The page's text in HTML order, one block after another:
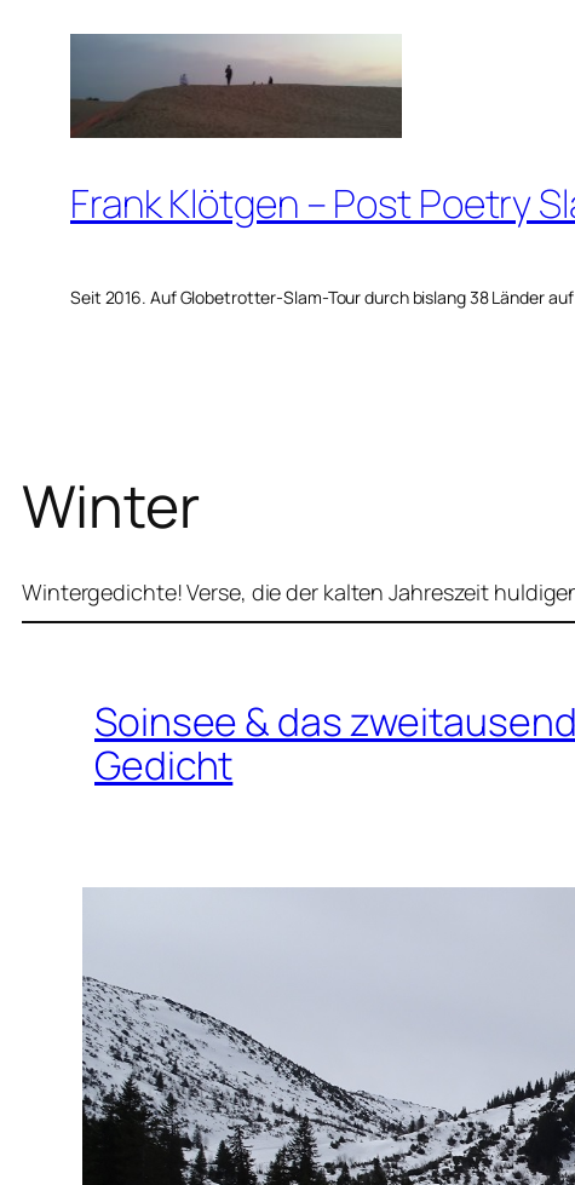
springen
Frank Klötgen – Post Poetry
Seit 2016. Auf Globetrotter-Slam-Tour durch bislang 38 Länder
Winter
Wintergedichte! Verse, die der kalten Jahreszeit
Soinsee & das
Gedicht